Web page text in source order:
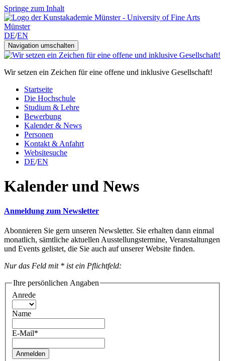
Springe zum Inhalt
DE/EN
Navigation umschalten
Wir setzen ein Zeichen für eine offene und inklusive Gesellschaft!
Startseite
Die Hochschule
Studium & Lehre
Bewerbung
Kalender & News
Personen
Kontakt & Anfahrt
Websitesuche
DE/EN
Kalender und News
Anmeldung zum Newsletter
Abonnieren Sie gern unseren Newsletter. Sie erhalten dann einmal
monatlich, sämtliche aktuellen Ausstellungstermine, Veranstaltungen
und Events gelistet, die Sie auch auf unserer Website finden.
Nur das Feld mit * ist ein Pflichtfeld:
Ihre persönlichen Angaben
Anrede
Name
E-Mail*
Anmelden